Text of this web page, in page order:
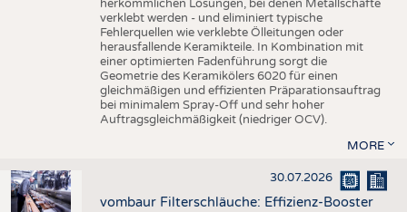
herkömmlichen Lösungen, bei denen Metallschäfte
verklebt werden - und eliminiert typische
Fehlerquellen wie verklebte Ölleitungen oder
herausfallende Keramikteile. In Kombination mit
einer optimierten Fadenführung sorgt die
Geometrie des Keramikölers 6020 für einen
gleichmäßigen und effizienten Präparationsauftrag
bei minimalem Spray-Off und sehr hoher
Auftragsgleichmäßigkeit (niedriger OCV).
MORE
30.07.2026
vombaur Filterschläuche: Effizienz-Booster